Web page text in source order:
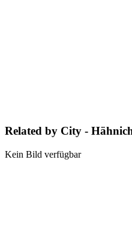
Related by City -
Kein Bild verfügbar